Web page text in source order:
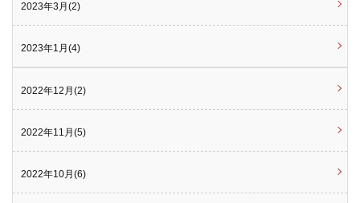
2023年3月(2)
2023年1月(4)
2022年12月(2)
2022年11月(5)
2022年10月(6)